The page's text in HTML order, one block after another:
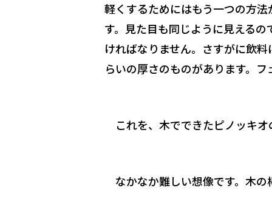
軽くするためにはもう一つの方
す。見た目も同じように見える
ければなりません。さすがに飲
らいの厚さのものがあります。
これを、木でできたピノッキ
なかなか難しい想像です。木の